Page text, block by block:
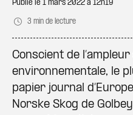
Publié le 1 mars 2022 à 12h19
3 min de lecture
Conscient de
environnementale, le
papier journal
Norske Skog de